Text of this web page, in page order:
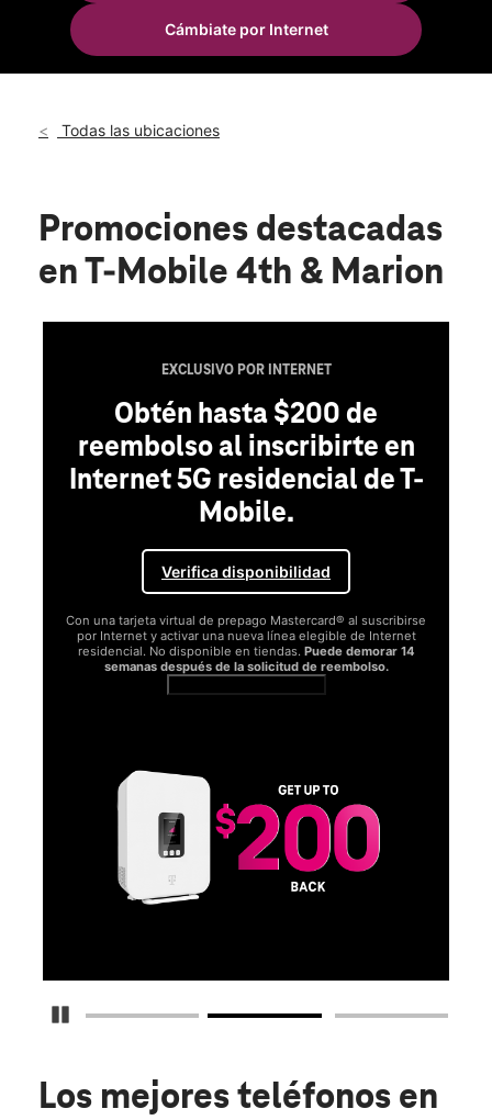
Mié.:
Jue.:
10:00 a.m. a 7:00 p.m.
2111 S 4th Street Leavenworth, KS 66048
Cámbiate por Internet
Todas las ubicaciones
Promociones destacadas
en T-Mobile 4th & Marion
Detener carrusel
EXCLUSIVO POR INTERNET
Obtén hasta $200 de
reembolso al inscribirte en
Internet 5G residencial de T-
Mobile.
Verifica disponibilidad
Con una tarjeta virtual de prepago Mastercard® al suscribirse
por Internet y activar una nueva línea elegible de Internet
residencial. No disponible en tiendas. Puede demorar 14
semanas después de la solicitud de reembolso.
Los mejores teléfonos en